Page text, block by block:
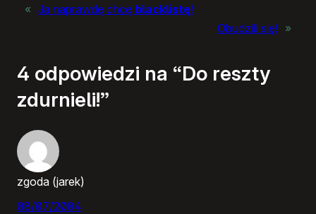
« Ja naprawdę chcę blacklistę!
Obudzili się! »
4 odpowiedzi na “Do reszty
zdurnieli!”
zgoda (jarek)
08/07/2004